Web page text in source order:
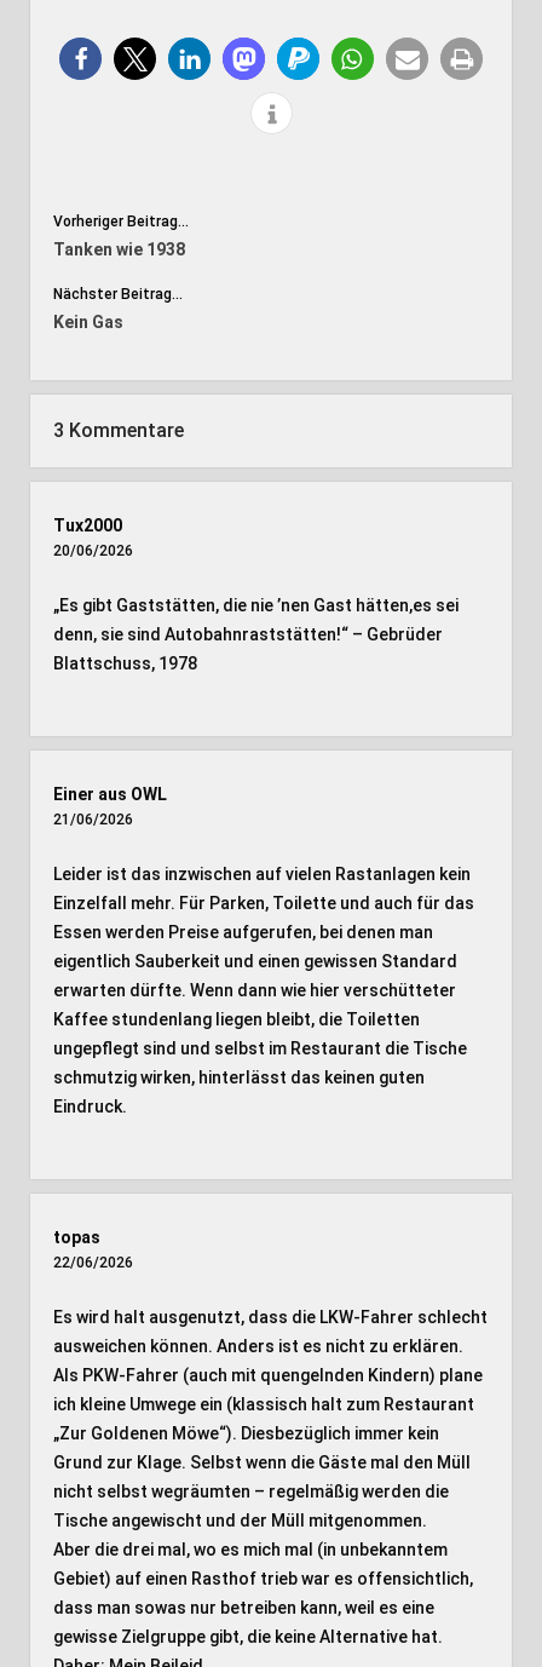
Vorheriger Beitrag...
Tanken wie 1938
Nächster Beitrag...
Kein Gas
3 Kommentare
Tux2000
20/06/2026
„Es gibt Gaststätten, die nie ’nen Gast hätten,es sei
denn, sie sind Autobahnraststätten!“ – Gebrüder
Blattschuss, 1978
Einer aus OWL
21/06/2026
Leider ist das inzwischen auf vielen Rastanlagen kein
Einzelfall mehr. Für Parken, Toilette und auch für das
Essen werden Preise aufgerufen, bei denen man
eigentlich Sauberkeit und einen gewissen Standard
erwarten dürfte. Wenn dann wie hier verschütteter
Kaffee stundenlang liegen bleibt, die Toiletten
ungepflegt sind und selbst im Restaurant die Tische
schmutzig wirken, hinterlässt das keinen guten
Eindruck.
topas
22/06/2026
Es wird halt ausgenutzt, dass die LKW-Fahrer schlecht
ausweichen können. Anders ist es nicht zu erklären.
Als PKW-Fahrer (auch mit quengelnden Kindern) plane
ich kleine Umwege ein (klassisch halt zum Restaurant
„Zur Goldenen Möwe“). Diesbezüglich immer kein
Grund zur Klage. Selbst wenn die Gäste mal den Müll
nicht selbst wegräumten – regelmäßig werden die
Tische angewischt und der Müll mitgenommen.
Aber die drei mal, wo es mich mal (in unbekanntem
Gebiet) auf einen Rasthof trieb war es offensichtlich,
dass man sowas nur betreiben kann, weil es eine
gewisse Zielgruppe gibt, die keine Alternative hat.